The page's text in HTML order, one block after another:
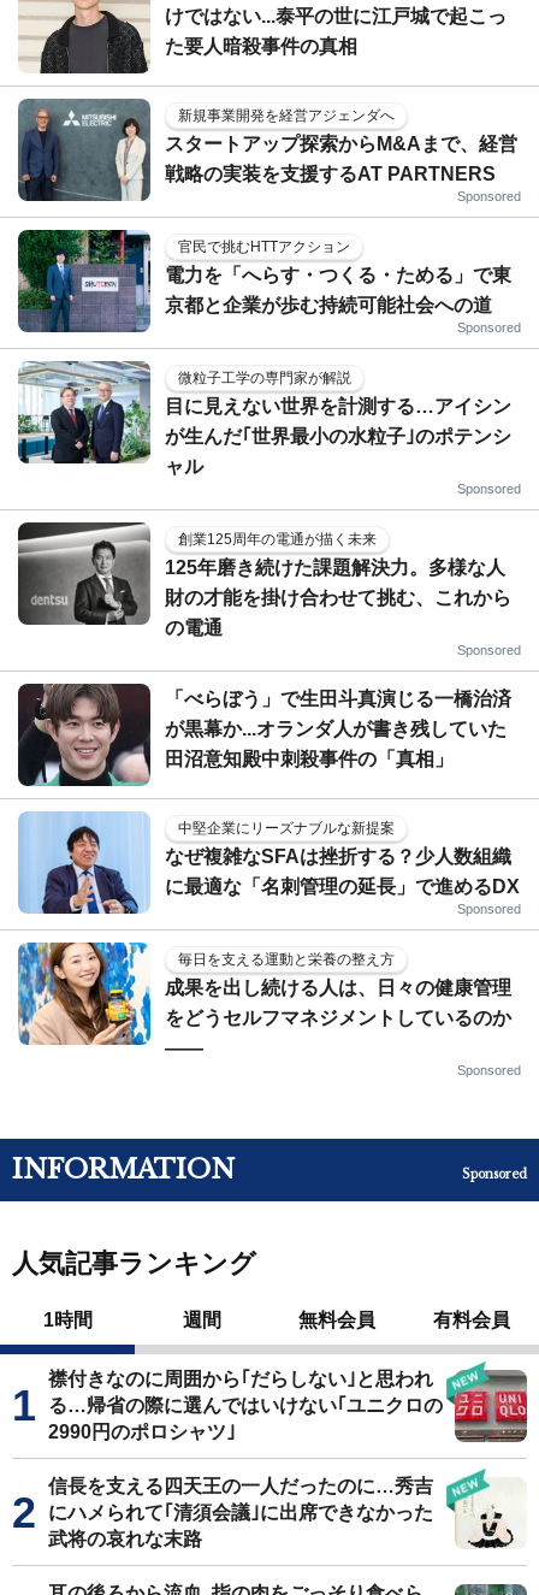
けではない...泰平の世に江戸城で起こっ
た要人暗殺事件の真相
新規事業開発を経営アジェンダへ
スタートアップ探索からM&Aまで、経営
戦略の実装を支援するAT PARTNERS
Sponsored
官民で挑むHTTアクション
電力を「へらす・つくる・ためる」で東
京都と企業が歩む持続可能社会への道
Sponsored
微粒子工学の専門家が解説
目に見えない世界を計測する…アイシン
が生んだ｢世界最小の水粒子｣のポテンシ
ャル
Sponsored
創業125周年の電通が描く未来
125年磨き続けた課題解決力。多様な人
財の才能を掛け合わせて挑む、これから
の電通
Sponsored
「べらぼう」で生田斗真演じる一橋治済
が黒幕か...オランダ人が書き残していた
田沼意知殿中刺殺事件の「真相」
中堅企業にリーズナブルな新提案
なぜ複雑なSFAは挫折する？少人数組織
に最適な「名刺管理の延長」で進めるDX
Sponsored
毎日を支える運動と栄養の整え方
成果を出し続ける人は、日々の健康管理
をどうセルフマネジメントしているのか
——
Sponsored
INFORMATION Sponsored
人気記事ランキング
1時間 週間 無料会員 有料会員
襟付きなのに周囲から｢だらしない｣と思われ
る…帰省の際に選んではいけない｢ユニクロの
2990円のポロシャツ｣
信長を支える四天王の一人だったのに…秀吉
にハメられて｢清須会議｣に出席できなかった
武将の哀れな末路